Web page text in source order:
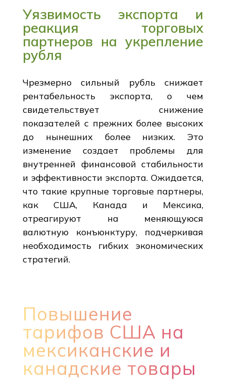
Уязвимость экспорта и
реакция торговых
партнеров на укрепление
рубля
Чрезмерно сильный рубль снижает
рентабельность экспорта, о чем
свидетельствует снижение
показателей с прежних более высоких
до нынешних более низких. Это
изменение создает проблемы для
внутренней финансовой стабильности
и эффективности экспорта. Ожидается,
что такие крупные торговые партнеры,
как США, Канада и Мексика,
отреагируют на меняющуюся
валютную конъюнктуру, подчеркивая
необходимость гибких экономических
стратегий.
Повышение
тарифов США на
мексиканские и
канадские товары